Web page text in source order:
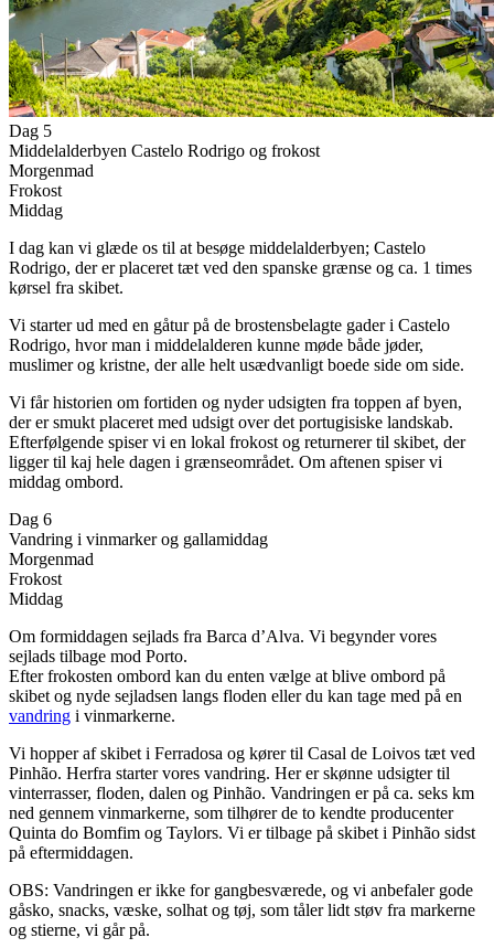
Dag 5
Middelalderbyen Castelo Rodrigo og frokost
Morgenmad
Frokost
Middag
I dag kan vi glæde os til at besøge middelalderbyen; Castelo
Rodrigo, der er placeret tæt ved den spanske grænse og ca. 1 times
kørsel fra skibet.
Vi starter ud med en gåtur på de brostensbelagte gader i Castelo
Rodrigo, hvor man i middelalderen kunne møde både jøder,
muslimer og kristne, der alle helt usædvanligt boede side om side.
Vi får historien om fortiden og nyder udsigten fra toppen af byen,
der er smukt placeret med udsigt over det portugisiske landskab.
Efterfølgende spiser vi en lokal frokost og returnerer til skibet, der
ligger til kaj hele dagen i grænseområdet. Om aftenen spiser vi
middag ombord.
Dag 6
Vandring i vinmarker og gallamiddag
Morgenmad
Frokost
Middag
Om formiddagen sejlads fra Barca d’Alva. Vi begynder vores
sejlads tilbage mod Porto.
Efter frokosten ombord kan du enten vælge at blive ombord på
skibet og nyde sejladsen langs floden eller du kan tage med på en
vandring i vinmarkerne.
Vi hopper af skibet i Ferradosa og kører til Casal de Loivos tæt ved
Pinhão. Herfra starter vores vandring. Her er skønne udsigter til
vinterrasser, floden, dalen og Pinhão. Vandringen er på ca. seks km
ned gennem vinmarkerne, som tilhører de to kendte producenter
Quinta do Bomfim og Taylors. Vi er tilbage på skibet i Pinhão sidst
på eftermiddagen.
OBS: Vandringen er ikke for gangbesværede, og vi anbefaler gode
gåsko, snacks, væske, solhat og tøj, som tåler lidt støv fra markerne
og stierne, vi går på.